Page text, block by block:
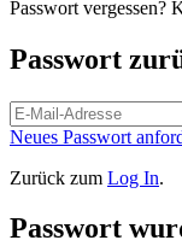
Passwort vergessen?
Passwort
Neues Passwort
Zurück zum Log In.
Passwort